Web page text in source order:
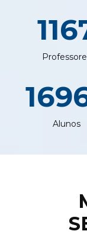
Alunos